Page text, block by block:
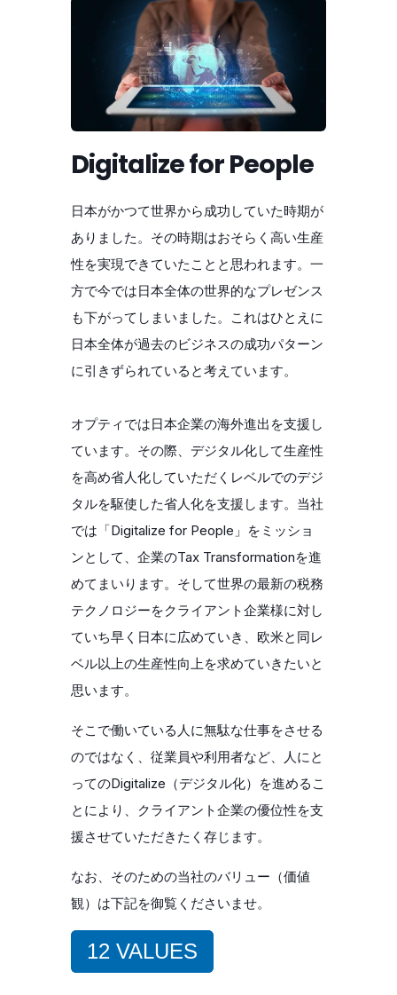
Digitalize for People
日本がかつて世界から成功していた時期が
ありました。その時期はおそらく高い生産
性を実現できていたことと思われます。一
方で今では日本全体の世界的なプレゼンス
も下がってしまいました。これはひとえに
日本全体が過去のビジネスの成功パターン
に引きずられていると考えています。
オプティでは日本企業の海外進出を支援し
ています。その際、デジタル化して生産性
を高め省人化していただくレベルでのデジ
タルを駆使した省人化を支援します。当社
では「Digitalize for People」をミッショ
ンとして、企業のTax Transformationを進
めてまいります。そして世界の最新の税務
テクノロジーをクライアント企業様に対し
ていち早く日本に広めていき、欧米と同レ
ベル以上の生産性向上を求めていきたいと
思います。
そこで働いている人に無駄な仕事をさせる
のではなく、従業員や利用者など、人にと
ってのDigitalize（デジタル化）を進めるこ
とにより、クライアント企業の優位性を支
援させていただきたく存じます。
なお、そのための当社のバリュー（価値
観）は下記を御覧くださいませ。
12 VALUES